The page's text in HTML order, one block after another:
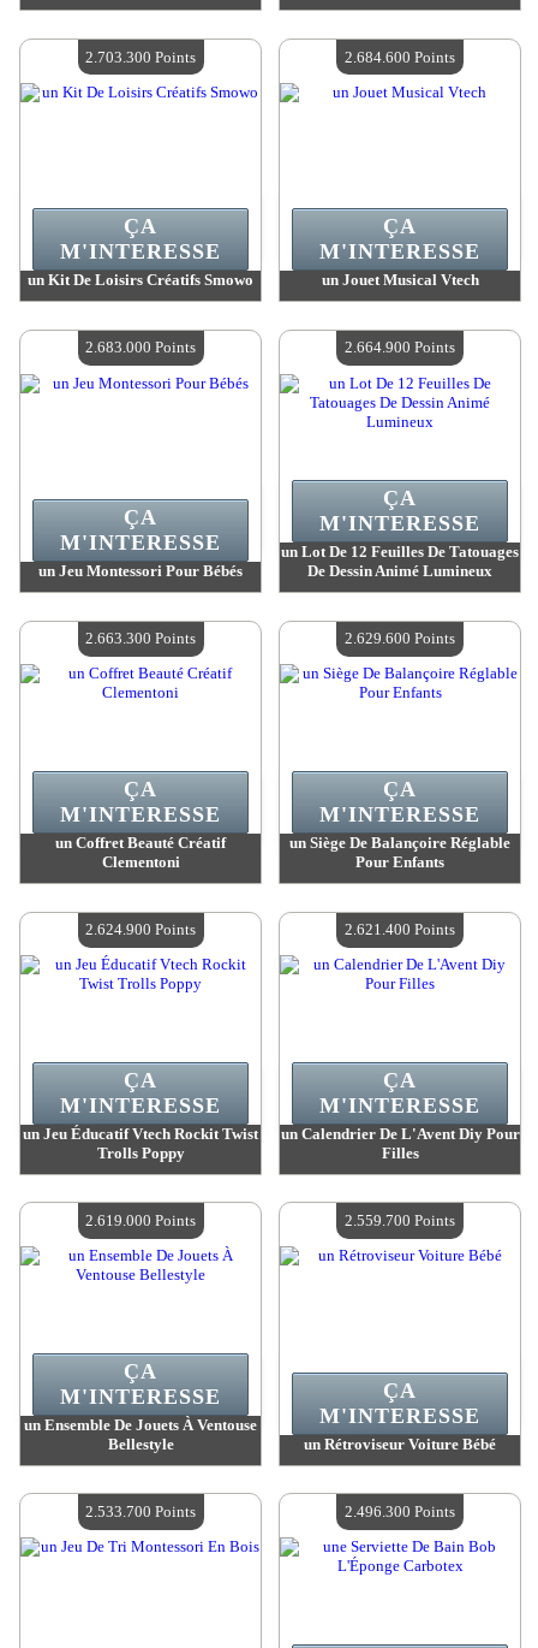
Quantité Disponible :4
Quantité Disponible :4
un Kit De Loisirs Créatifs Smowo
Quantité Disponible :4
ÇA
M'INTERESSE
2.703.300 Points
un Jouet Musical Vtech
Quantité Disponible :4
ÇA
M'INTERESSE
2.684.600 Points
un Jeu Montessori Pour Bébés
Quantité Disponible :4
ÇA
M'INTERESSE
2.683.000 Points
un Lot De 12 Feuilles De Tatouages
De Dessin Animé Lumineux
Quantité Disponible :4
ÇA
M'INTERESSE
2.664.900 Points
un Coffret Beauté Créatif
Clementoni
Quantité Disponible :4
ÇA
M'INTERESSE
2.663.300 Points
un Siège De Balançoire Réglable
Pour Enfants
Quantité Disponible :4
ÇA
M'INTERESSE
2.629.600 Points
un Jeu Éducatif Vtech Rockit Twist
Trolls Poppy
Quantité Disponible :4
ÇA
M'INTERESSE
2.624.900 Points
un Calendrier De L'Avent Diy Pour
Filles
Quantité Disponible :4
ÇA
M'INTERESSE
2.621.400 Points
un Ensemble De Jouets À Ventouse
Bellestyle
Quantité Disponible :4
ÇA
M'INTERESSE
2.619.000 Points
un Rétroviseur Voiture Bébé
Quantité Disponible :4
ÇA
M'INTERESSE
2.559.700 Points
2.533.700 Points 2.496.300 Points